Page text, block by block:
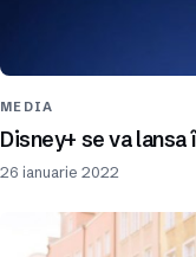
MEDIA
Disney+ se va
26 ianuarie 2022